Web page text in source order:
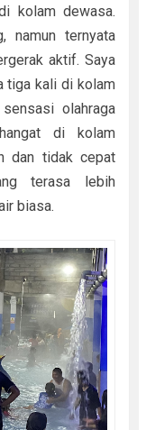
kolam dewasa.
namun ternyata
aktif. Saya
tiga kali di kolam
olahraga
di kolam
dan tidak cepat
terasa lebih
biasa.